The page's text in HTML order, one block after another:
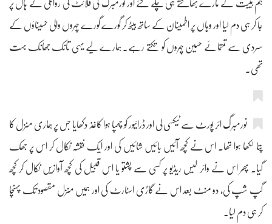
ہم ہیبت کے مارے بھاگتے ہی چلے گئے اور نورمبرگ کی فلائٹ کی روانگی کے ہال پر
جا کر ہی دم لیا اور وہاں پر اطمینان کے ساتھ بیٹھ کر گورے گورے چہروں والی حسیناؤں کے
سردی سے تمتمائے حسین چہروں کو تکتے رہے۔ ہمارے لیے یہی تانک جھانک بہت
تھی۔
نورمبرگ ائر پورٹ سے ٹیکسی لی اور ڈرائیور کو چھپا ہوا کاغذ دکھایا جس پر ہماری منزل کا
پتا لکھا ہوا تھا۔ اس نے کچھ آئیں بائیں شائیں کی اور ایک نقشہ نکال کر اس پر جھک
گیا۔ پھر اس نے وائر لیس ریڈیو پر کسی سے پشتو یا اس قبیل کی کچھ آوازیں نکال کر کچھ
گپ شپ کی، دو منٹ بعد اس نے گاڑی اسٹارٹ کی اور ہمیں منزل مقصود تک پہنچا
کر ہی دم لیا۔